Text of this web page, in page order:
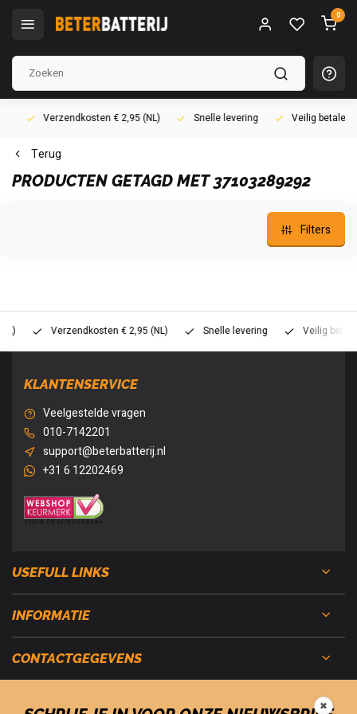
0
Verzendkosten € 2,95 (NL) Snelle levering Veilig betalen
Terug
PRODUCTEN GETAGD MET 37103289292
Filters
Verzendkosten € 2,95 (NL) Snelle levering Veilig betalen
KLANTENSERVICE
Veelgestelde vragen
010-7142201
support@beterbatterij.nl
+31 6 12202469
USEFULL LINKS
INFORMATIE
CONTACTGEGEVENS
✖